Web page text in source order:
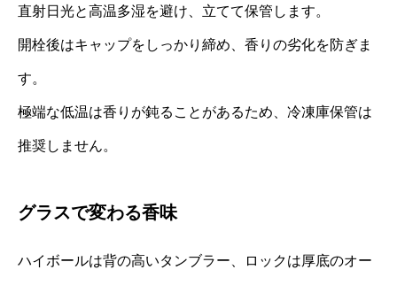
直射日光と高温多湿を避け、立てて保管します。
開栓後はキャップをしっかり締め、香りの劣化を防ぎま
す。
極端な低温は香りが鈍ることがあるため、冷凍庫保管は
推奨しません。
グラスで変わる香味
ハイボールは背の高いタンブラー、ロックは厚底のオー